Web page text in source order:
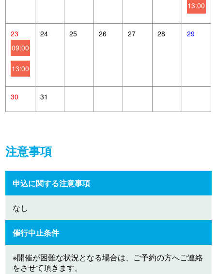
13:00
23
09:00
13:00
24 25 26 27 28 29
30 31
注意事項
申込に関する注意事項
なし
催行中止条件
※開催が困難な状況となる場合は、ご予約の方へご連絡
をさせて頂きます。